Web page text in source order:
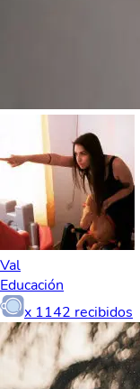
Val
Educación
x 1142 recibidos